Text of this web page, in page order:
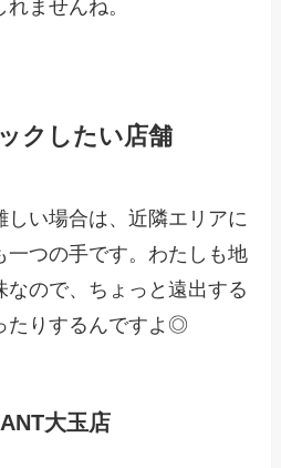
ませんね。
クしたい店舗
い場合は、近隣エリアに
一つの手です。わたしも地
なので、ちょっと遠出する
たりするんですよ◎
大玉店